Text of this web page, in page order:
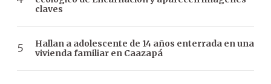
claves
Hallan a adolescente de 14 años enterrada en una
vivienda familiar en Caazapá